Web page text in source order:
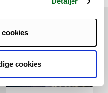
cookies
cookies